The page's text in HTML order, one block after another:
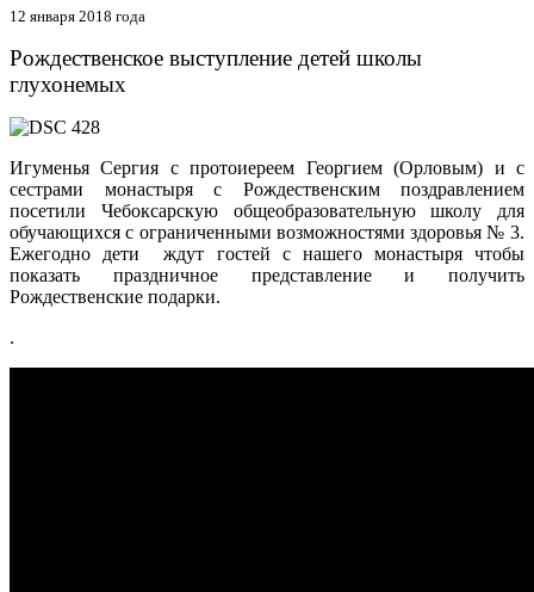
12 января 2018 года
Рождественское выступление детей школы
глухонемых
Игуменья Сергия с протоиереем Георгием (Орловым) и с
сестрами монастыря с Рождественским поздравлением
посетили Чебоксарскую общеобразовательную школу для
обучающихся с ограниченными возможностями здоровья № 3.
Ежегодно дети ждут гостей с нашего монастыря чтобы
показать праздничное представление и получить
Рождественские подарки.
.